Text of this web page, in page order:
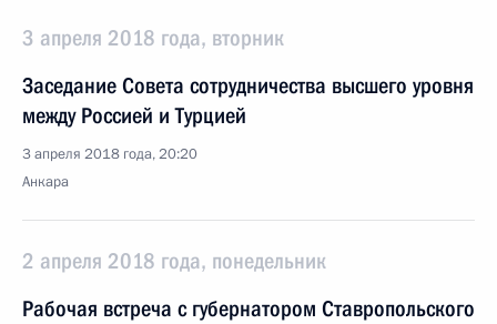
3 апреля 2018 года, вторник
Заседание Совета сотрудничества высшего уровня
между Россией и Турцией
3 апреля 2018 года, 20:20
Анкара
2 апреля 2018 года, понедельник
Рабочая встреча с губернатором Ставропольского